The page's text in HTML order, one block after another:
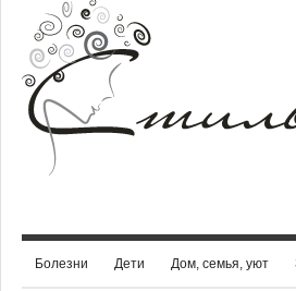
Болезни Дети Дом, семья, уют